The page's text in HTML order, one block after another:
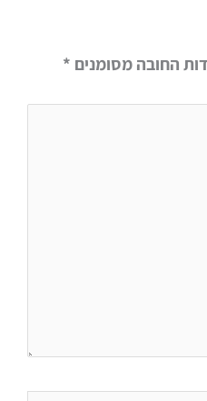
החובה מסומנים *